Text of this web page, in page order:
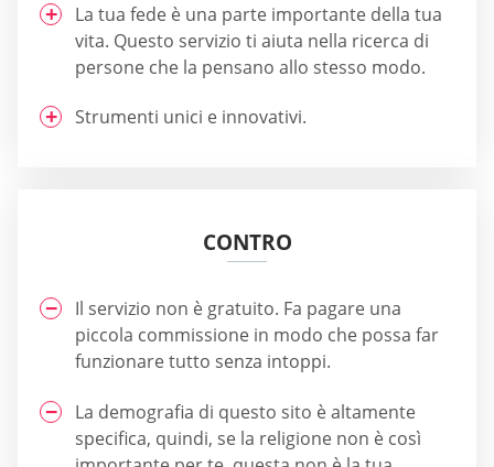
La tua fede è una parte importante della tua
vita. Questo servizio ti aiuta nella ricerca di
persone che la pensano allo stesso modo.
Strumenti unici e innovativi.
CONTRO
Il servizio non è gratuito. Fa pagare una
piccola commissione in modo che possa far
funzionare tutto senza intoppi.
La demografia di questo sito è altamente
specifica, quindi, se la religione non è così